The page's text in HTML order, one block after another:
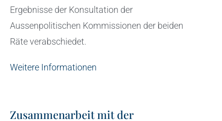
Ergebnisse der Konsultation der
Aussenpolitischen Kommissionen der beiden
Räte verabschiedet.
Weitere Informationen
Zusammenarbeit mit der